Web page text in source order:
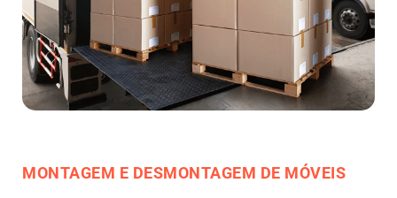
MONTAGEM E DESMONTAGEM DE MÓVEIS